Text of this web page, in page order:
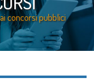
concorsi pubblici